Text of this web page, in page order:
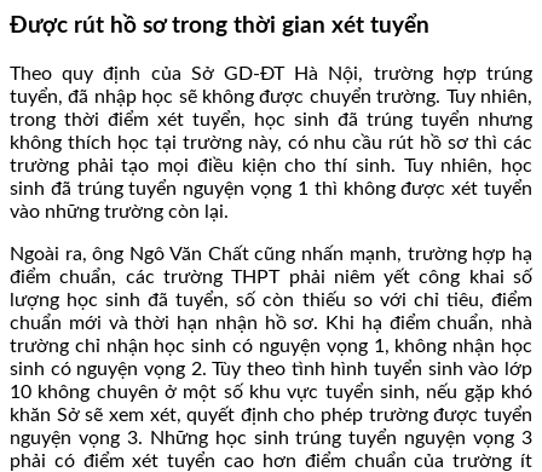
Được rút hồ sơ trong thời gian xét tuyển
Theo quy định của Sở GD-ĐT Hà Nội, trường hợp trúng
tuyển, đã nhập học sẽ không được chuyển trường. Tuy nhiên,
trong thời điểm xét tuyển, học sinh đã trúng tuyển nhưng
không thích học tại trường này, có nhu cầu rút hồ sơ thì các
trường phải tạo mọi điều kiện cho thí sinh. Tuy nhiên, học
sinh đã trúng tuyển nguyện vọng 1 thì không được xét tuyển
vào những trường còn lại.
Ngoài ra, ông Ngô Văn Chất cũng nhấn mạnh, trường hợp hạ
điểm chuẩn, các trường THPT phải niêm yết công khai số
lượng học sinh đã tuyển, số còn thiếu so với chỉ tiêu, điểm
chuẩn mới và thời hạn nhận hồ sơ. Khi hạ điểm chuẩn, nhà
trường chỉ nhận học sinh có nguyện vọng 1, không nhận học
sinh có nguyện vọng 2. Tùy theo tình hình tuyển sinh vào lớp
10 không chuyên ở một số khu vực tuyển sinh, nếu gặp khó
khăn Sở sẽ xem xét, quyết định cho phép trường được tuyển
nguyện vọng 3. Những học sinh trúng tuyển nguyện vọng 3
phải có điểm xét tuyển cao hơn điểm chuẩn của trường ít